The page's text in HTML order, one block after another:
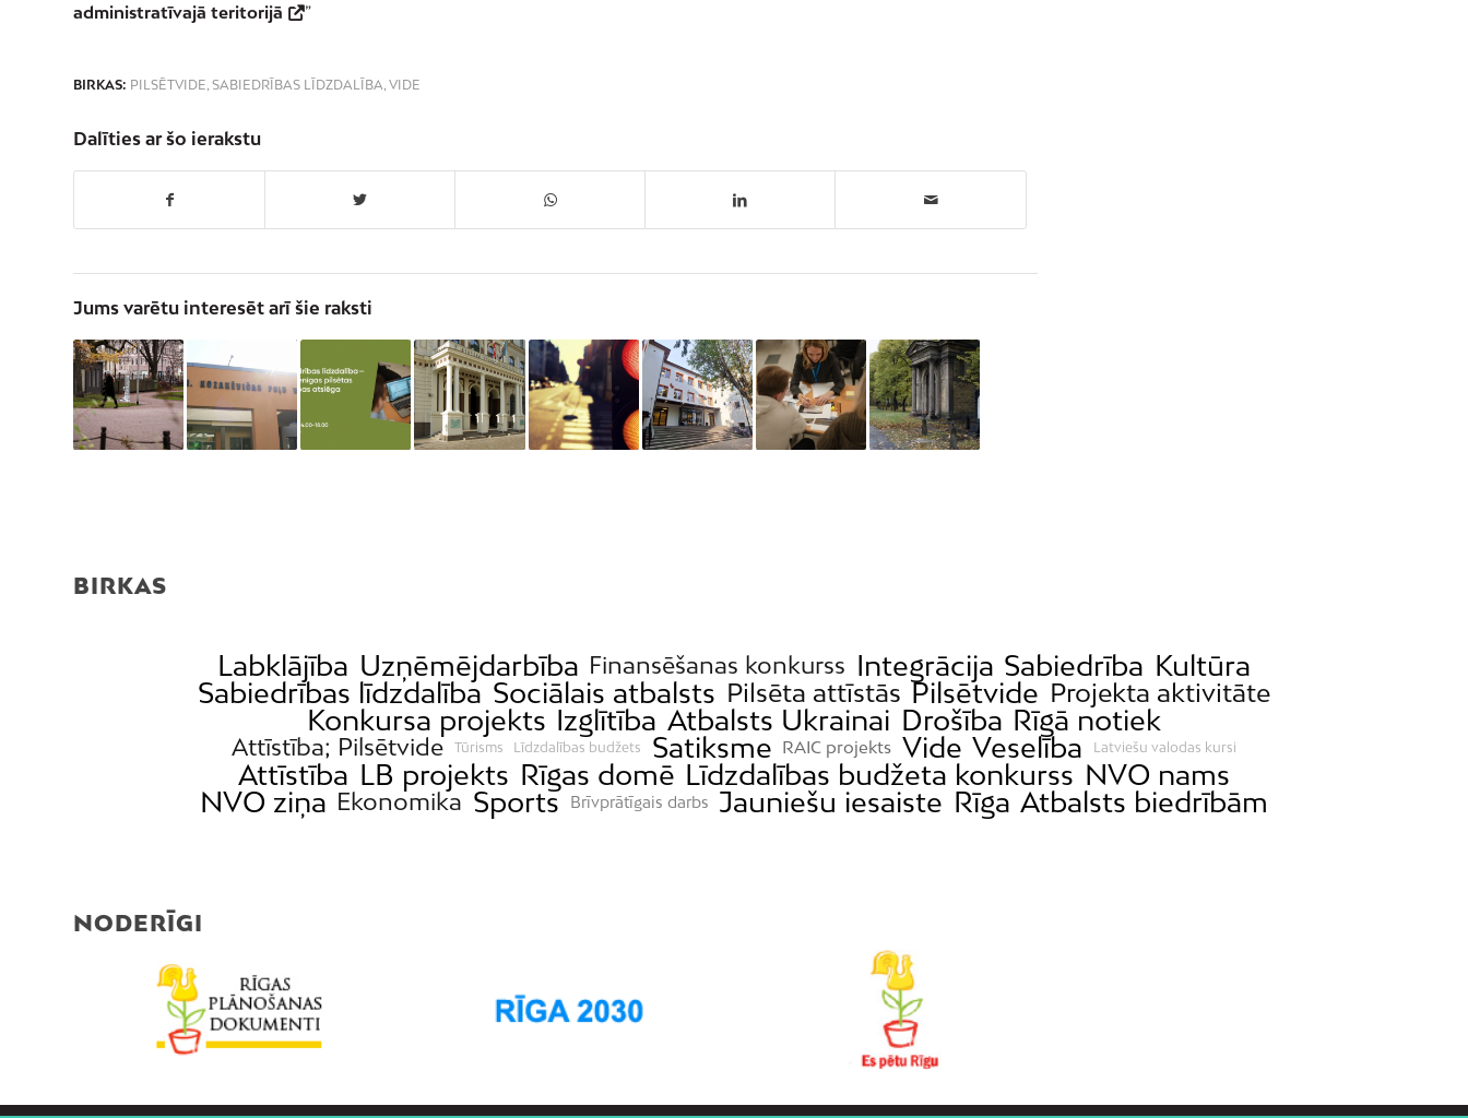
administratīvajā teritorijā
”
BIRKAS: PILSĒTVIDE, SABIEDRĪBAS LĪDZDALĪBA, VIDE
Dalīties ar šo ierakstu
Jums varētu interesēt arī šie raksti
BIRKAS
Labklājība Uzņēmējdarbība Finansēšanas konkurss Integrācija Sabiedrība Kultūra
Sabiedrības līdzdalība Sociālais atbalsts Pilsēta attīstās Pilsētvide Projekta aktivitāte
Konkursa projekts Izglītība Atbalsts Ukrainai Drošība Rīgā notiek
Attīstība; Pilsētvide Tūrisms Līdzdalības budžets Satiksme RAIC projekts Vide Veselība Latviešu valodas kursi
Attīstība LB projekts Rīgas domē Līdzdalības budžeta konkurss NVO nams
NVO ziņa Ekonomika Sports Brīvprātīgais darbs Jauniešu iesaiste Rīga Atbalsts biedrībām
NODERĪGI